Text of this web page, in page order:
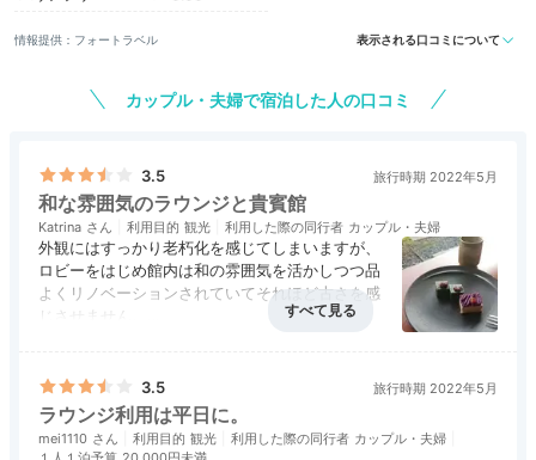
14タイプあります。高層階なので眺望も良く、南側か
ー」が見えることも。上質な空間で、景色を眺めてのん
mk_ii05
クラブラウンジアクセス付きの「クラブスーペリアツイ
ン」に宿泊。お部屋は約24㎡とあまり広くないですが、
+1
情報提供：フォートラベル 表示される口コミについて
カップル・夫婦で宿泊した人の口コミ
3.5 旅行時期 2022年5月
和な雰囲気のラウンジと貴賓館
Katrina 利用目的 観光 利用した際の同行者 カップル・夫婦
外観にはすっかり老朽化を感じてしまいますが、
ロビーをはじめ館内は和の雰囲気を活かしつつ品
よくリノベーションされていてそれほど古さを感
じさせません。
今回タイミング良くお隣に建つ貴賓館の館内をし
っかり拝見する事が出来ました。メンテナンスも
行き届いていて保存状態も良く、クラシカル建築
が好きな方には楽しめると思います。
風呂
評価なし 食事・ドリンク
3.5 旅行時期 2022年5月
ラウンジ利用は平日に。
mei1110 利用目的 観光 利用した際の同行者 カップル・夫婦